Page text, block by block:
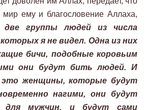
мир ему и благословение Аллаха,
две группы людей из числа
я не видел. Одна из них
бичи, подобные коровьим
они будут бить людей. И
это женщины, которые будут
нагими, они будут
для мужчин, и будут сами